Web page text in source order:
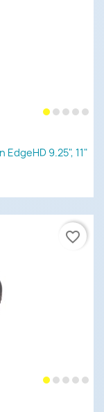
9.25", 11"
favorite_border